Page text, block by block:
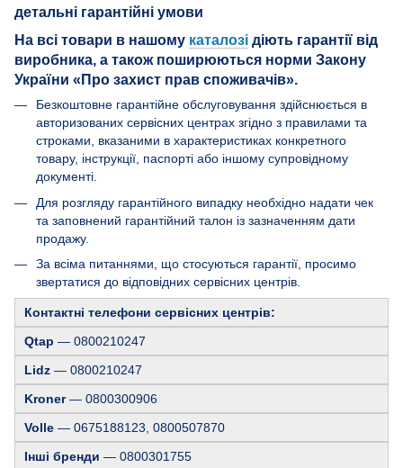
На всі товари в нашому каталозі діють гарантії від
виробника, а також поширюються норми Закону
України «Про захист прав споживачів».
Безкоштовне гарантійне обслуговування здійснюється в
авторизованих сервісних центрах згідно з правилами та
строками, вказаними в характеристиках конкретного
товару, інструкції, паспорті або іншому супровідному
документі.
Для розгляду гарантійного випадку необхідно надати чек
та заповнений гарантійний талон із зазначенням дати
продажу.
За всіма питаннями, що стосуються гарантії, просимо
звертатися до відповідних сервісних центрів.
Контактні телефони сервісних центрів:
Qtap — 0800210247
Lidz — 0800210247
Kroner— 0800300906
Volle — 0675188123, 0800507870
Інші бренди — 0800301755